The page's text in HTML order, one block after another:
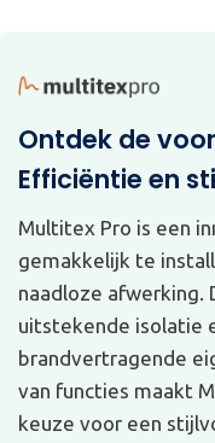
Ontdek de
Efficiëntie en
Multitex Pro is een
gemakkelijk te
naadloze afwerking.
uitstekende isolatie
brandvertragende
van functies maakt
keuze voor een